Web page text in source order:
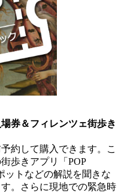
券＆フィレンツェ街歩き
約して購入できます。こ
歩きアプリ「POP
ットなどの解説を聞きな
。さらに現地での緊急時